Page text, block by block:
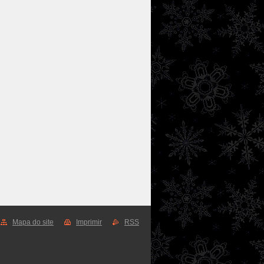
Mapa do site Imprimir RSS